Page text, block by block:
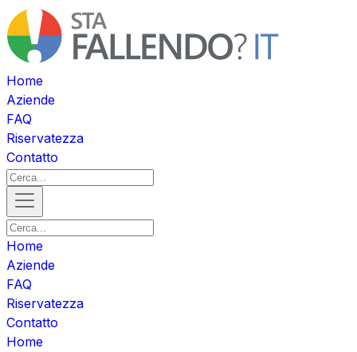
Home
Aziende
FAQ
Riservatezza
Contatto
Home
Aziende
FAQ
Riservatezza
Contatto
Home